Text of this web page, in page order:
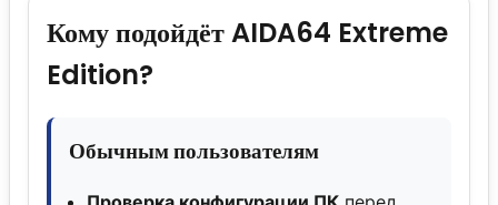
Кому подойдёт AIDA64 Extreme
Edition?
Обычным пользователям